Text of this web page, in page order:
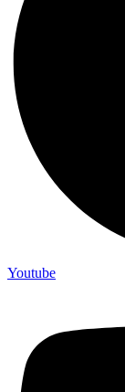
Youtube